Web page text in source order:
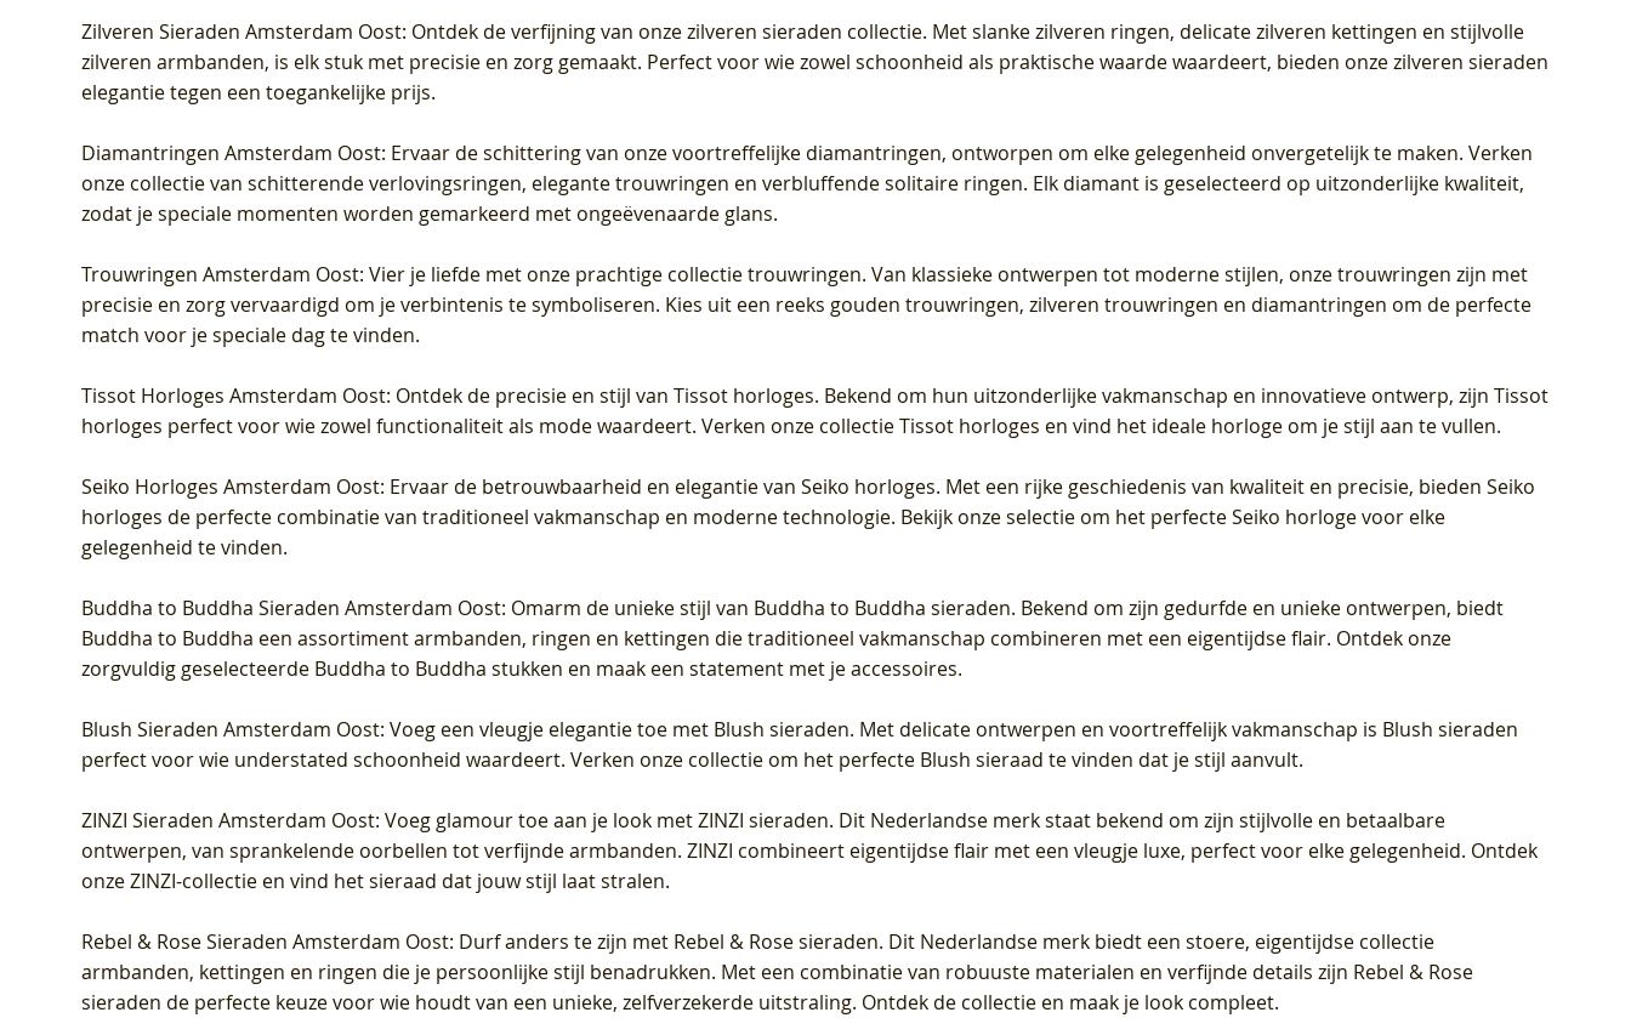
Zilveren Sieraden Amsterdam Oost: Ontdek de verfijning van onze zilveren sieraden collectie. Met slanke zilveren ringen, delicate zilveren kettingen en stijlvolle
zilveren armbanden, is elk stuk met precisie en zorg gemaakt. Perfect voor wie zowel schoonheid als praktische waarde waardeert, bieden onze zilveren sieraden
elegantie tegen een toegankelijke prijs.
Diamantringen Amsterdam Oost: Ervaar de schittering van onze voortreffelijke diamantringen, ontworpen om elke gelegenheid onvergetelijk te maken. Verken
onze collectie van schitterende verlovingsringen, elegante trouwringen en verbluffende solitaire ringen. Elk diamant is geselecteerd op uitzonderlijke kwaliteit,
zodat je speciale momenten worden gemarkeerd met ongeëvenaarde glans.
Trouwringen Amsterdam Oost: Vier je liefde met onze prachtige collectie trouwringen. Van klassieke ontwerpen tot moderne stijlen, onze trouwringen zijn met
precisie en zorg vervaardigd om je verbintenis te symboliseren. Kies uit een reeks gouden trouwringen, zilveren trouwringen en diamantringen om de perfecte
match voor je speciale dag te vinden.
Tissot Horloges Amsterdam Oost: Ontdek de precisie en stijl van Tissot horloges. Bekend om hun uitzonderlijke vakmanschap en innovatieve ontwerp, zijn Tissot
horloges perfect voor wie zowel functionaliteit als mode waardeert. Verken onze collectie Tissot horloges en vind het ideale horloge om je stijl aan te vullen.
Seiko Horloges Amsterdam Oost: Ervaar de betrouwbaarheid en elegantie van Seiko horloges. Met een rijke geschiedenis van kwaliteit en precisie, bieden Seiko
horloges de perfecte combinatie van traditioneel vakmanschap en moderne technologie. Bekijk onze selectie om het perfecte Seiko horloge voor elke
gelegenheid te vinden.
Buddha to Buddha Sieraden Amsterdam Oost: Omarm de unieke stijl van Buddha to Buddha sieraden. Bekend om zijn gedurfde en unieke ontwerpen, biedt
Buddha to Buddha een assortiment armbanden, ringen en kettingen die traditioneel vakmanschap combineren met een eigentijdse flair. Ontdek onze
zorgvuldig geselecteerde Buddha to Buddha stukken en maak een statement met je accessoires.
Blush Sieraden Amsterdam Oost: Voeg een vleugje elegantie toe met Blush sieraden. Met delicate ontwerpen en voortreffelijk vakmanschap is Blush sieraden
perfect voor wie understated schoonheid waardeert. Verken onze collectie om het perfecte Blush sieraad te vinden dat je stijl aanvult.
ZINZI Sieraden Amsterdam Oost: Voeg glamour toe aan je look met ZINZI sieraden. Dit Nederlandse merk staat bekend om zijn stijlvolle en betaalbare
ontwerpen, van sprankelende oorbellen tot verfijnde armbanden. ZINZI combineert eigentijdse flair met een vleugje luxe, perfect voor elke gelegenheid. Ontdek
onze ZINZI-collectie en vind het sieraad dat jouw stijl laat stralen.
Rebel & Rose Sieraden Amsterdam Oost: Durf anders te zijn met Rebel & Rose sieraden. Dit Nederlandse merk biedt een stoere, eigentijdse collectie
armbanden, kettingen en ringen die je persoonlijke stijl benadrukken. Met een combinatie van robuuste materialen en verfijnde details zijn Rebel & Rose
sieraden de perfecte keuze voor wie houdt van een unieke, zelfverzekerde uitstraling. Ontdek de collectie en maak je look compleet.